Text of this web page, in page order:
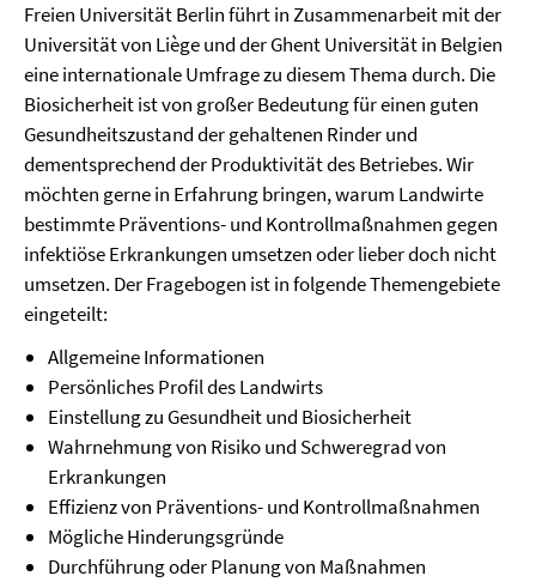
Freien Universität Berlin führt in Zusammenarbeit mit der
Universität von Liège und der Ghent Universität in Belgien
eine internationale Umfrage zu diesem Thema durch. Die
Biosicherheit ist von großer Bedeutung für einen guten
Gesundheitszustand der gehaltenen Rinder und
dementsprechend der Produktivität des Betriebes. Wir
möchten gerne in Erfahrung bringen, warum Landwirte
bestimmte Präventions- und Kontrollmaßnahmen gegen
infektiöse Erkrankungen umsetzen oder lieber doch nicht
umsetzen. Der Fragebogen ist in folgende Themengebiete
eingeteilt:
Allgemeine Informationen
Persönliches Profil des Landwirts
Einstellung zu Gesundheit und Biosicherheit
Wahrnehmung von Risiko und Schweregrad von
Erkrankungen
Effizienz von Präventions- und Kontrollmaßnahmen
Mögliche Hinderungsgründe
Durchführung oder Planung von Maßnahmen